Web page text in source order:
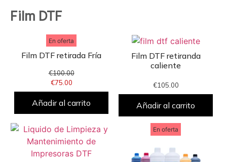
Film DTF
En oferta
Film DTF retirada Fría
€100.00
€75.00
Añadir al carrito
Film DTF retiranda
caliente
€105.00
Añadir al carrito
En oferta